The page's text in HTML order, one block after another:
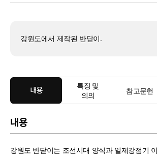
강원도에서 제작된 반닫이.
내용
특징 및
의의
참고문헌
내용
강원도 반닫이는 조선시대 양식과 일제강점기